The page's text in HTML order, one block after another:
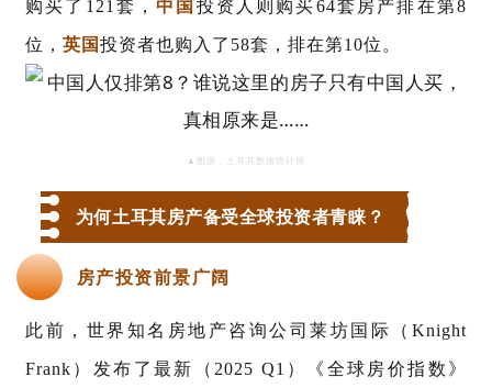
购买了121套，中国 投资人则购买64套房产排在第8
位， 英国投资者也购入了58套，排在第10位。
▲图源：土耳其数据统计局
为何土耳其房产备受全球投资者青睐？
房产投资前景广阔
此前，世界知名房地产咨询公司莱坊国际（ Knight
Frank）发布了 最新（ 2025 Q1 ）《全球房价指数》